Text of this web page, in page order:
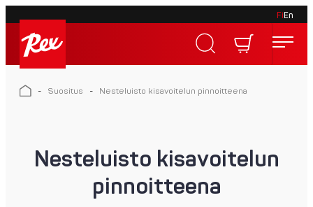
Skip
content
FiEn
Rex
- Suositus - Nesteluisto kisavoitelun pinnoitteena
Nesteluisto kisavoitelun
pinnoitteena